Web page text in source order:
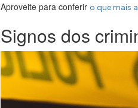
Aproveite para conferir o que mais
Signos dos